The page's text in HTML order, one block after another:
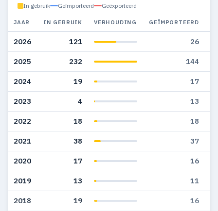
In gebruik Geïmporteerd Geëxporteerd
JAAR IN GEBRUIK VERHOUDING GEÏMPORTEERD
2026 121 26
2025 232 144
2024 19 17
2023 4 13
2022 18 18
2021 38 37
2020 17 16
2019 13 11
2018 19 16